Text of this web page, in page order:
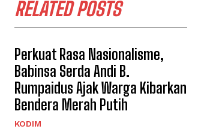
RELATED POSTS
Perkuat Rasa Nasionalisme,
Babinsa Serda Andi B.
Rumpaidus Ajak Warga Kibarkan
Bendera Merah Putih
KODIM